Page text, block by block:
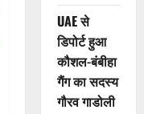
UAE से
डिपोर्ट हुआ
कौशल-बंबीहा
गैंग का सदस्य
गौरव गाडोली